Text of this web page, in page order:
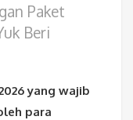
Paket
Beri
yang wajib
para